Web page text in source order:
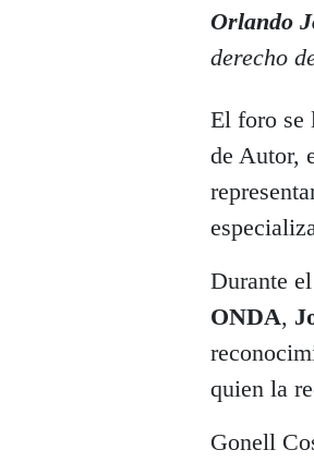
Orlando
derecho
El foro se
de Autor,
Durante
ONDA,
quien la
Gonell